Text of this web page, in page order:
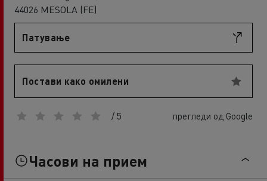
44026 MESOLA (FE)
Патување
Постави како омилени
/ 5 прегледи од Google
Часови на прием